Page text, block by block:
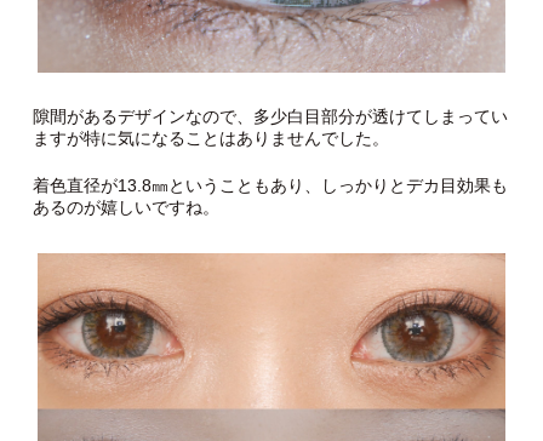
隙間があるデザインなので、多少白目部分が透けてしまってい
ますが特に気になることはありませんでした。
着色直径が13.8㎜ということもあり、しっかりとデカ目効果も
あるのが嬉しいですね。